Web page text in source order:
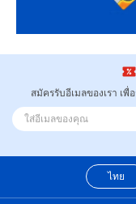
สมัครรับอีเมลของเรา เ
ไทย